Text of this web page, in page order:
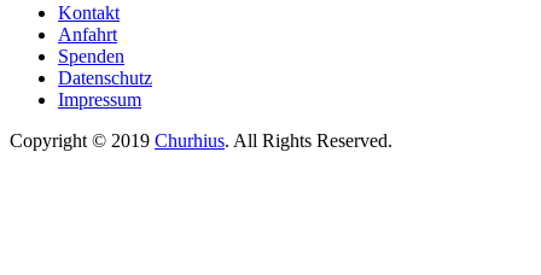
Kontakt
Anfahrt
Spenden
Datenschutz
Impressum
Copyright © 2019 Churhius. All Rights Reserved.